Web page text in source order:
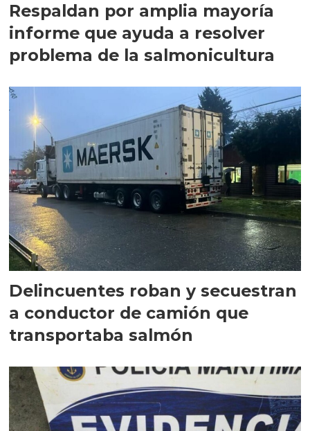
Respaldan por amplia mayoría
informe que ayuda a resolver
problema de la salmonicultura
Delincuentes roban y secuestran
a conductor de camión que
transportaba salmón